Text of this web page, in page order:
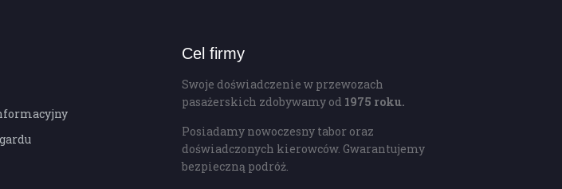
Cel firmy
Swoje doświadczenie w przewozach
pasażerskich zdobywamy od 1975 roku.
Posiadamy nowoczesny tabor oraz
doświadczonych kierowców. Gwarantujemy
bezpieczną podróż.